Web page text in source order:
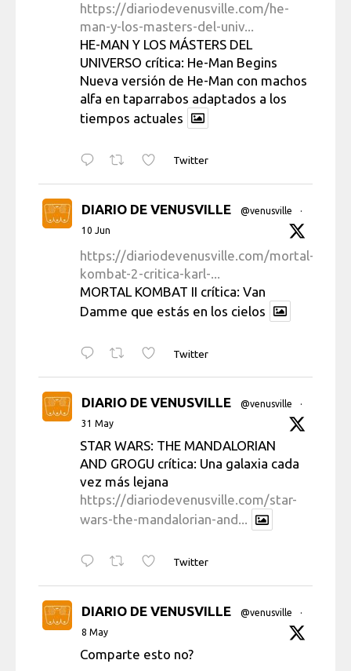
https://diariodevenusville.com/he-
man-y-los-masters-del-univ...
HE-MAN Y LOS MÁSTERS DEL
UNIVERSO crítica: He-Man Begins
Nueva versión de He-Man con machos
alfa en taparrabos adaptados a los
tiempos actuales
Twitter
DIARIO DE VENUSVILLE @venusville
·
10 Jun
https://diariodevenusville.com/mortal-
kombat-2-critica-karl-...
MORTAL KOMBAT II crítica: Van
Damme que estás en los cielos
Twitter
DIARIO DE VENUSVILLE @venusville
·
31 May
STAR WARS: THE MANDALORIAN
AND GROGU crítica: Una galaxia cada
vez más lejana
https://diariodevenusville.com/star-
wars-the-mandalorian-and...
Twitter
DIARIO DE VENUSVILLE @venusville
·
8 May
Comparte esto no?